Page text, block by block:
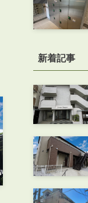
新着記事